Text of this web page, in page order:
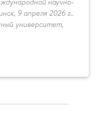
9 апреля 2026 г..
университет,